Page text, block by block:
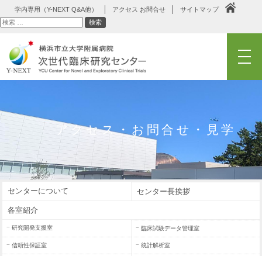
学内専用（Y-NEXT Q&A他） アクセス お問合せ
サイトマップ
検
索
検索
アクセス・お問合せ・見学
センターについて センター長挨拶
各室紹介
研究開発支援室 臨床試験データ管理室
信頼性保証室 統計解析室